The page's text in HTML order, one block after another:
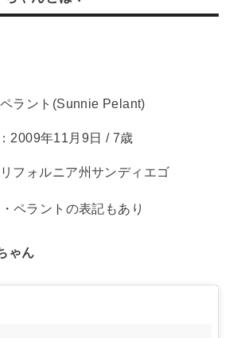
ラント(Sunnie Pelant)
：2009年11月9日 / 7歳
フォルニア州サンディエゴ
ペラントの表記もあり
ゃん